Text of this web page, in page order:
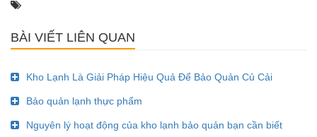
BÀI VIẾT LIÊN QUAN
Kho Lạnh Là Giải Pháp Hiệu Quả Để Bảo Quản Củ Cải
Bảo quản lạnh thực phẩm
Nguyên lý hoạt động của kho lạnh bảo quản bạn cần biết